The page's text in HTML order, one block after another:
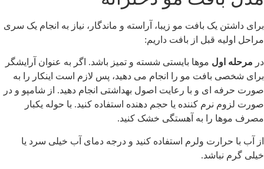
داشتن یک بافت مو زیبا، آراسته و ماندگار، نیاز به انجام یک سری
اولیه قبل از بافت داریم:
مرحله اول موها بایستی شسته و تمیز باشد. اگر به عنوان آرایشگر
شخصی بافت مو را انجام می دهید، پس لازم است اینکار را به
حرفه ای و با رعایت اصول بهداشتی انجام دهید. از شامپو و در
لزوم نرم کننده یا حجم دهنده استفاده کنید. با حوله یکبار
موها را به آهستگی خشک کنید.
آب با حرارت ولرم استفاده کنید و درجه دمای آب خیلی سرد یا
گرم نباشد.